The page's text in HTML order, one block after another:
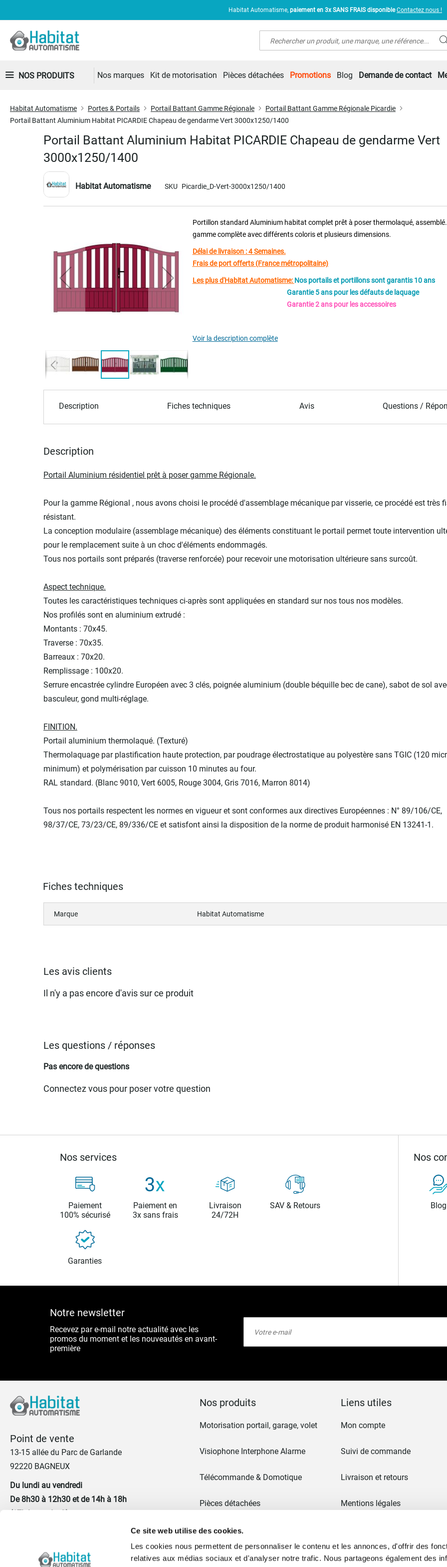
Ce site web utilise des cookies.
Les cookies nous permettent de personnaliser le contenu et les annonces, d'offrir des
relatives aux médias sociaux et d'analyser notre trafic. Nous partageons également des
Habitat Automatisme, paiement en 3x SANS FRAIS disponible Contactez nous !
NOS PRODUITS Nos marques Kit de motorisation Pièces détachées Promotions Blog Demande de contact
Habitat Automatisme Portes & Portails Portail Battant Gamme Régionale
Portail Battant Gamme Régionale Picardie
Portail Battant Aluminium Habitat PICARDIE Chapeau de gendarme Vert 3000x1250/1400
Portail Battant Aluminium Habitat PICARDIE Chapeau de gendarme Vert
3000x1250/1400
Habitat Automatisme SKU Picardie_D-Vert-3000x1250/1400
images
images
Portillon standard Aluminium habitat complet prêt à poser thermolaqué,
gamme complète avec différents coloris et plusieurs dimensions.
Délai de livraison : 4 Semaines.
Frais de port offerts (France métropolitaine)
Les plus d'Habitat Automatisme: Nos portails et portillons sont garantis 10 ans
Garantie 5 ans pour les défauts de laquage
Garantie 2 ans pour les accessoires
Voir la description complète
Description Fiches techniques Avis Questions /
Description
Portail Aluminium résidentiel prêt à poser gamme Régionale.
Pour la gamme Régional , nous avons choisi le procédé d'assemblage mécanique par visserie, ce procédé est très
résistant.
La conception modulaire (assemblage mécanique) des éléments constituant le portail permet toute intervention
pour le remplacement suite à un choc d'éléments endommagés.
Tous nos portails sont préparés (traverse renforcée) pour recevoir une motorisation ultérieure sans surcoût.
Aspect technique.
Toutes les caractéristiques techniques ci-après sont appliquées en standard sur nos tous nos modèles.
Nos profilés sont en aluminium extrudé :
Montants : 70x45.
Traverse : 70x35.
Barreaux : 70x20.
Remplissage : 100x20.
Serrure encastrée cylindre Européen avec 3 clés, poignée aluminium (double béquille bec de cane), sabot de sol
basculeur, gond multi-réglage.
FINITION.
Portail aluminium thermolaqué. (Texturé)
Thermolaquage par plastification haute protection, par poudrage électrostatique au polyestère sans TGIC (120
minimum) et polymérisation par cuisson 10 minutes au four.
RAL standard. (Blanc 9010, Vert 6005, Rouge 3004, Gris 7016, Marron 8014)
Tous nos portails respectent les normes en vigueur et sont conformes aux directives Européennes : N° 89/106/CE,
98/37/CE, 73/23/CE, 89/336/CE et satisfont ainsi la disposition de la norme de produit harmonisé EN 13241-1.
Fiches techniques
Marque Habitat Automatisme
Les avis clients
Il n'y a pas encore d'avis sur ce produit
Les questions / réponses
Pas encore de questions
Connectez vous pour poser votre question
Nos services
Paiement
100% sécurisé
Paiement en
3x sans frais
Livraison
24/72H
SAV & Retours
Garanties
Nos
Blog
Notre newsletter
Recevez par e-mail notre actualité avec les
promos du moment et les nouveautés en avant-
première
notre
:
Point de vente
13-15 allée du Parc de Garlande
92220 BAGNEUX
Du lundi au vendredi
De 8h30 à 12h30 et de 14h à 18h
Nous contacter
Nos produits
Motorisation portail, garage, volet
Visiophone Interphone Alarme
Télécommande & Domotique
Pièces détachées
Promo
Portes & Portails
Liens utiles
Mon compte
Suivi de commande
Livraison et retours
Mentions légales
Paiement en 3x sans frais